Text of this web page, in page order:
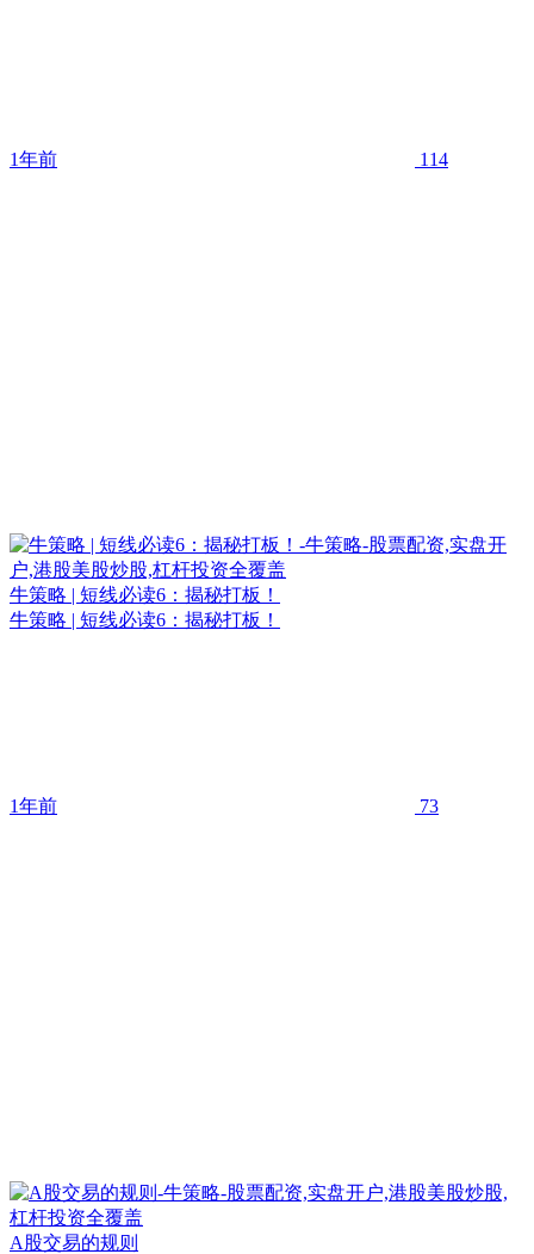
1年前 114
牛策略 | 短线必读6：揭秘打板！
牛策略 | 短线必读6：揭秘打板！
1年前 73
A股交易的规则